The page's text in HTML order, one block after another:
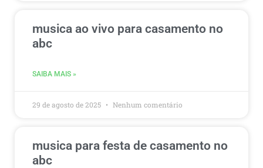
musica ao vivo para casamento no
abc
SAIBA MAIS »
29 de agosto de 2025 Nenhum comentário
musica para festa de casamento no
abc